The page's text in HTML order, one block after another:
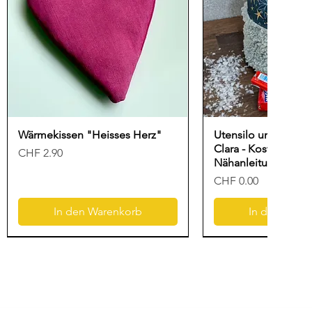
Wärmekissen "Heisses Herz"
Preis
CHF 2.90
In den Warenkorb
Utensilo und
Clara - Kostenlose
Nähanleitung für
Preis
CHF 0.00
In den